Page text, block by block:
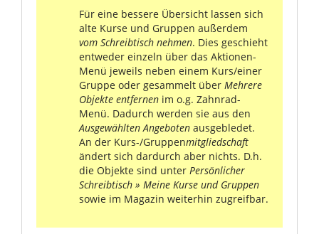
Für eine bessere Übersicht lassen sich
alte Kurse und Gruppen außerdem
vom Schreibtisch nehmen. Dies geschieht
entweder einzeln über das Aktionen-
Menü jeweils neben einem Kurs/einer
Gruppe oder gesammelt über Mehrere
Objekte entfernen im o.g. Zahnrad-
Menü. Dadurch werden sie aus den
Ausgewählten Angeboten ausgebledet.
An der Kurs-/Gruppenmitgliedschaft
ändert sich dardurch aber nichts. D.h.
die Objekte sind unter Persönlicher
Schreibtisch » Meine Kurse und Gruppen
sowie im Magazin weiterhin zugreifbar.